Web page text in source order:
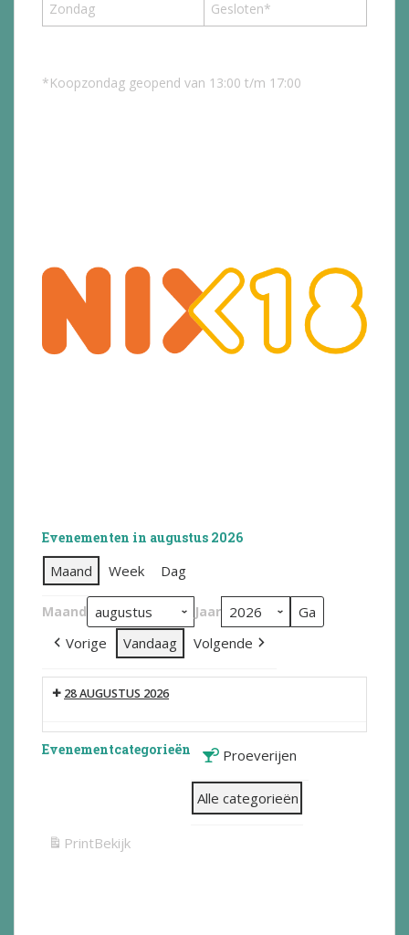
Zondag
Gesloten*
*Koopzondag geopend van 13:00 t/m 17:00
Evenementen in augustus 2026
Maand Week Dag
Maand Jaar
Vorige Vandaag Volgende
28 AUGUSTUS 2026
Evenementcategorieën Proeverijen
Alle categorieën
PrintBekijk